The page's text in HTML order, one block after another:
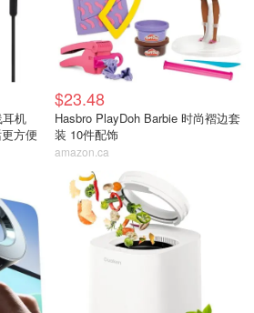
机
方便
$23.48
Hasbro PlayDoh Barbie 时尚褶边套
装 10件配饰
amazon.ca